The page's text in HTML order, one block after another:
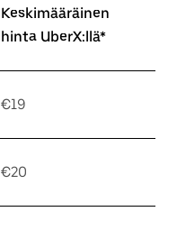
Keskimääräinen
hinta UberX:llä*
€19
€20